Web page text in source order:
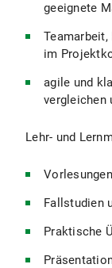
geeignete
im
agile und
vergleichen
Lehr- und
Fallstudien
Praktische